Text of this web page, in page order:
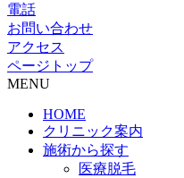
電話
お問い合わせ
アクセス
ページトップ
MENU
HOME
クリニック案内
施術から探す
医療脱毛